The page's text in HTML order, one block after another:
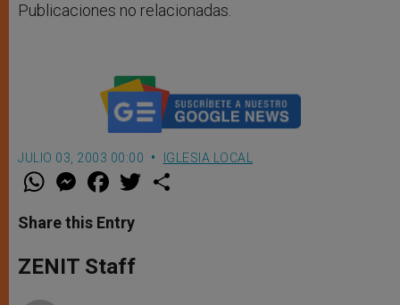
Publicaciones no relacionadas.
JULIO 03, 2003 00:00 IGLESIA LOCAL
W
t
s
p
p
M
e
s
e
g
e
F
a
e
b
o
k
w
Share this Entry
ZENIT Staff